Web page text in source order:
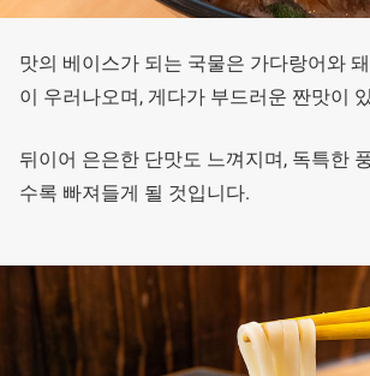
맛의 베이스가 되는 국물은 가다랑어와
이 우러나오며, 게다가 부드러운 짠맛이
뒤이어 은은한 단맛도 느껴지며, 독특한
수록 빠져들게 될 것입니다.